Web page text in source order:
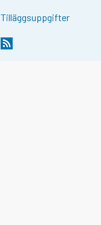
Tilläggsuppgifter